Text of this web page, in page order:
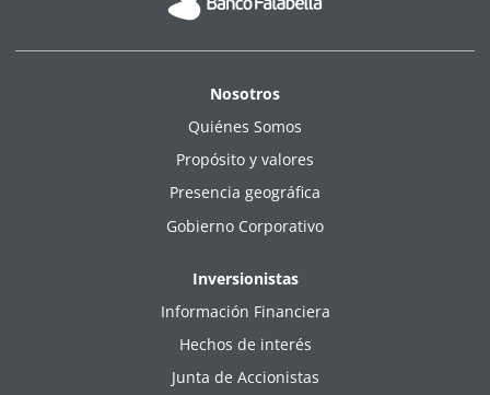
Nosotros
Quiénes Somos
Propósito y valores
Presencia geográfica
Gobierno Corporativo
Inversionistas
Información Financiera
Hechos de interés
Junta de Accionistas